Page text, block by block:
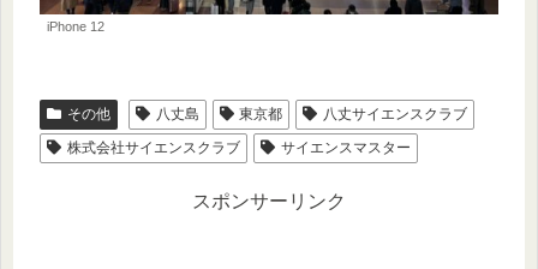
iPhone 12
その他 八丈島 東京都
八丈サイエンスクラブ
株式会社サイエンスクラブ
サイエンスマスター
スポンサーリンク